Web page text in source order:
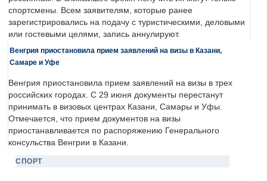
спортсмены. Всем заявителям, которые ранее
зарегистрировались на подачу с туристическими, деловыми
или гостевыми целями, запись аннулируют.
Венгрия приостановила прием заявлений на визы в Казани,
Самаре и Уфе
Венгрия приостановила прием заявлений на визы в трех
российских городах. С 29 июня документы перестанут
принимать в визовых центрах Казани, Самары и Уфы.
Отмечается, что прием документов на визы
приостанавливается по распоряжению Генерального
консульства Венгрии в Казани.
СПОРТ